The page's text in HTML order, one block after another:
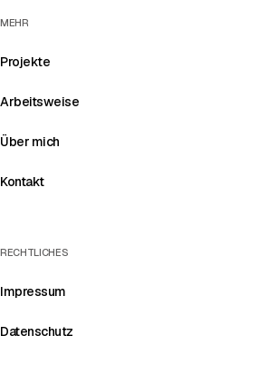
MEHR
Projekte
Arbeitsweise
Über mich
Kontakt
RECHTLICHES
Impressum
Datenschutz